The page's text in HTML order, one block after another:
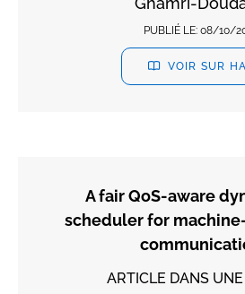
PUBLIÉ LE: 08/10/
VOIR SUR
A fair QoS-aware
scheduler for
ARTICLE DANS